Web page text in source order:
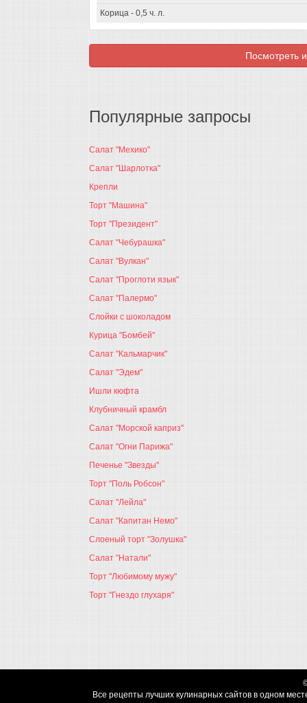
Корица - 0,5 ч. л.
Посмотреть
Популярные запросы
Салат "Мехико"
Салат "Шарлотка"
Крепли
Торт "Машина"
Торт "Президент"
Салат "Чебурашка"
Салат "Вулкан"
Салат "Проглоти язык"
Салат "Палермо"
Слойки с шоколадом
Курица "Бомбей"
Салат "Кальмарчик"
Салат "Эдем"
Ишли кюфта
Клубничный крамбл
Салат "Морской каприз"
Салат "Огни Парижа"
Печенье "Звезды"
Торт "Поль Робсон"
Салат "Лейла"
Салат "Капитан Немо"
Слоеный торт "Золушка"
Салат "Натали"
Торт "Любимому мужу"
Торт "Гнездо глухаря"
Все рецепты лучших кулинарных сайтов в одном